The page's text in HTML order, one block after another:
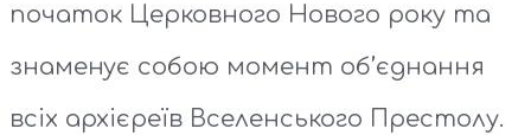
початок Церковного Нового року та
знаменує собою момент об’єднання
всіх архієреїв Вселенського Престолу.